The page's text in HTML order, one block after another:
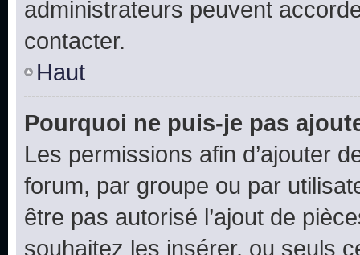
administrateurs peuvent
contacter.
Haut
Pourquoi ne puis-je pas
Les permissions afin d’ajouter
forum, par groupe ou par
être pas autorisé l’ajout de
souhaitez les insérer, ou seuls